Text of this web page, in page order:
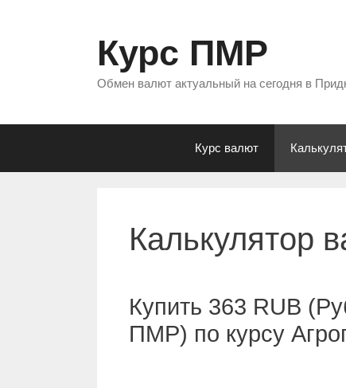
Курс ПМР
Обмен валют актуальный на сегодня в
Курс валют
Калькулятор
Купить 363 RUB
ПМР) по курсу